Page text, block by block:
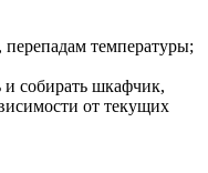
перепадам температуры;
и собирать шкафчик,
от текущих